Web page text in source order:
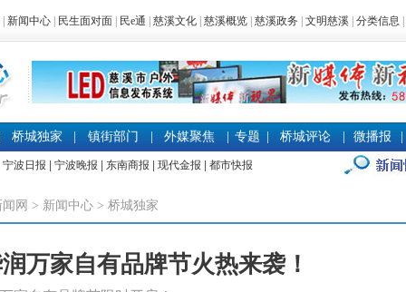
新闻中心 民生面对面 民e通 慈溪文化 慈溪概览 慈溪政务 文明慈溪 分类信息
桥城独家 镇街部门 外媒聚焦 专题 桥城评论 微播报
宁波日报 宁波晚报 东南商报 现代金报 都市快报
网 > 新闻中心 > 桥城独家
万家自有品牌节火热来袭！